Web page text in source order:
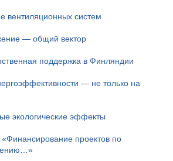
вентиляционных систем
— общий вектор
поддержка в Финляндии
— не только на
экологические эффекты
проектов по